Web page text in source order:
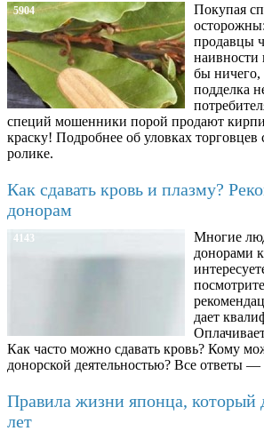
5904
Покупая
продавцы
наивности
бы ничего,
подделка
специй мошенники порой продают
краску! Подробнее об уловках торговцев
ролике.
Как сдавать кровь и плазму?
донорам
4143
Многие
донорами
дает
Как часто можно сдавать кровь? Кому
донорской деятельностью? Все ответы —
Правила жизни японца, который
лет